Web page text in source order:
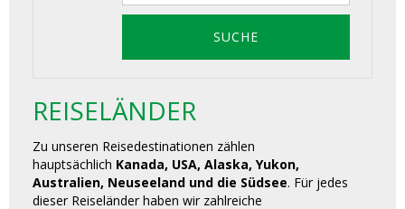
REISELÄNDER
Zu unseren Reisedestinationen zählen
hauptsächlich Kanada, USA, Alaska, Yukon,
Australien, Neuseeland und die Südsee. Für jedes
dieser Reiseländer haben wir zahlreiche